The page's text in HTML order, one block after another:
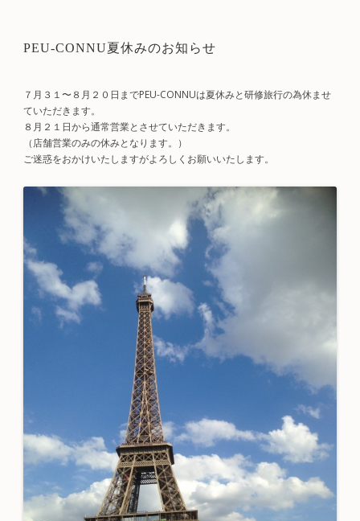
PEU-CONNU夏休みのお知らせ
７月３１〜８月２０日までPEU-CONNUは夏休みと研修旅行の為休ませ
ていただきます。
８月２１日から通常営業とさせていただきます。
（店舗営業のみの休みとなります。）
ご迷惑をおかけいたしますがよろしくお願いいたします。